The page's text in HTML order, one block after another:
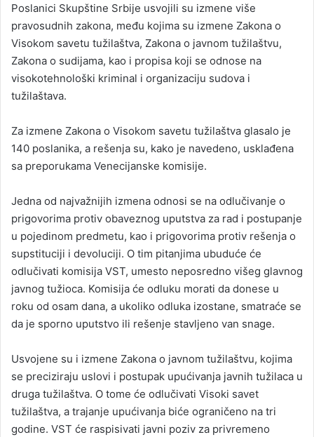
Poslanici Skupštine Srbije usvojili su izmene više
pravosudnih zakona, među kojima su izmene Zakona o
Visokom savetu tužilaštva, Zakona o javnom tužilaštvu,
Zakona o sudijama, kao i propisa koji se odnose na
visokotehnološki kriminal i organizaciju sudova i
tužilaštava.
Za izmene Zakona o Visokom savetu tužilaštva glasalo je
140 poslanika, a rešenja su, kako je navedeno, usklađena
sa preporukama Venecijanske komisije.
Jedna od najvažnijih izmena odnosi se na odlučivanje o
prigovorima protiv obaveznog uputstva za rad i postupanje
u pojedinom predmetu, kao i prigovorima protiv rešenja o
supstituciji i devoluciji. O tim pitanjima ubuduće će
odlučivati komisija VST, umesto neposredno višeg glavnog
javnog tužioca. Komisija će odluku morati da donese u
roku od osam dana, a ukoliko odluka izostane, smatraće se
da je sporno uputstvo ili rešenje stavljeno van snage.
Usvojene su i izmene Zakona o javnom tužilaštvu, kojima
se preciziraju uslovi i postupak upućivanja javnih tužilaca u
druga tužilaštva. O tome će odlučivati Visoki savet
tužilaštva, a trajanje upućivanja biće ograničeno na tri
godine. VST će raspisivati javni poziv za privremeno